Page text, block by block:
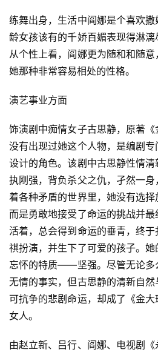
练舞出身，生活中阎娜是个喜欢
龄女孩该有的千娇百媚表现得淋漓
从个性上看，阎娜更为随和和随
她那种非常容易相处的性格。
演艺事业方面
饰演剧中痴情女子古思静，原著
没有出现过她这个人物，是编剧专
设计的角色。该剧中古思静性情
执刚强，背负杀父之仇，孑然一身
着各种矛盾的世界里，她没有选择
而是勇敢地接受了命运的挑战并最
活着，总会得到命运的垂青，终
祺扮演，并生下了可爱的孩子。她
忘怀的特质——坚强。 尽管无论
无情的事实，但古思静的清新自
可抗争的悲剧命运，却成了《金
女人。
由赵立新、吕行、阎娜、电视剧